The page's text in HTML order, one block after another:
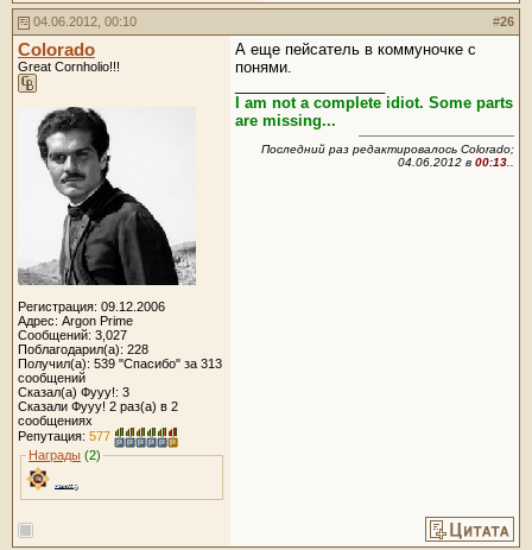
04.06.2012, 00:10 #26
Colorado
Great Cornholio!!!
Регистрация: 09.12.2006
Адрес: Argon Prime
Сообщений: 3,027
Поблагодарил(а): 228
Получил(а): 539 "Спасибо" за 313
сообщений
Сказал(а) Фууу!: 3
Сказали Фууу! 2 раз(а) в 2
сообщениях
Репутация: 577
Награды (2)
А еще пейсатель в коммуночке с
понями.
I am not a complete idiot. Some parts
are missing...
Последний раз редактировалось Colorado;
04.06.2012 в 00:13